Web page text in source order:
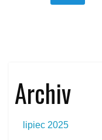
Archiv
lipiec 2025